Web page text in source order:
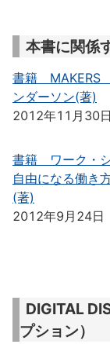
本書に関係
書籍 MAKERS
ンダーソン(著)
2012年11月30日
書籍 ワーク・
自由になる働き
(著)
2012年9月24日
DIGITAL
プション）